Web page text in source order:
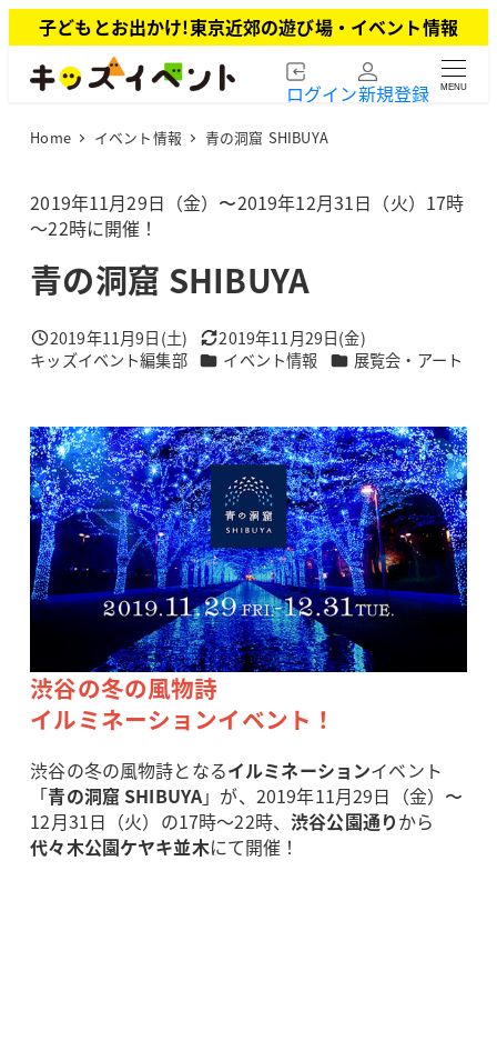
イ
子どもとお出かけ!東京近郊の遊び場・イベント情報
ログイン新規登録 MENU
Home イベント情報 青の洞窟 SHIBUYA
2019年11月29日（金）〜2019年12月31日（火）17時
～22時に開催！
青の洞窟 SHIBUYA
投稿日
2019年11月9日(土) 更新日
2019年11月29日(金)
著
キッズイベント編集部 カテゴリー
イベント情報 カテゴリー
展覧会・アート
渋谷の冬の風物詩
イルミネーションイベント！
渋谷の冬の風物詩となるイルミネーションイベント
「青の洞窟 SHIBUYA」が、2019年11月29日（金）〜
12月31日（火）の17時～22時、渋谷公園通りから
代々木公園ケヤキ並木にて開催！